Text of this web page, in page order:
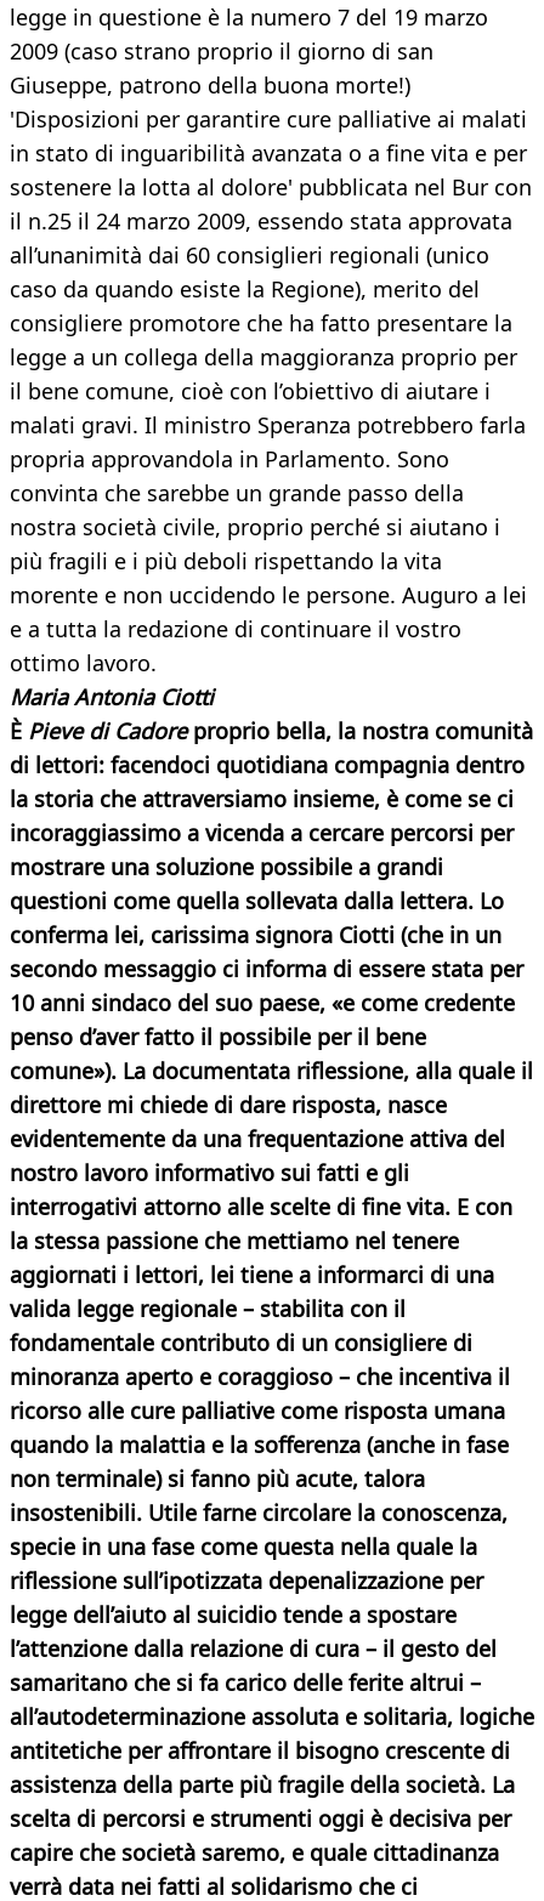
legge in questione è la numero 7 del 19 marzo
2009 (caso strano proprio il giorno di san
Giuseppe, patrono della buona morte!)
'Disposizioni per garantire cure palliative ai malati
in stato di inguaribilità avanzata o a fine vita e per
sostenere la lotta al dolore' pubblicata nel Bur con
il n.25 il 24 marzo 2009, essendo stata approvata
all’unanimità dai 60 consiglieri regionali (unico
caso da quando esiste la Regione), merito del
consigliere promotore che ha fatto presentare la
legge a un collega della maggioranza proprio per
il bene comune, cioè con l’obiettivo di aiutare i
malati gravi. Il ministro Speranza potrebbero farla
propria approvandola in Parlamento. Sono
convinta che sarebbe un grande passo della
nostra società civile, proprio perché si aiutano i
più fragili e i più deboli rispettando la vita
morente e non uccidendo le persone. Auguro a lei
e a tutta la redazione di continuare il vostro
ottimo lavoro.
Maria Antonia Ciotti
È Pieve di Cadore proprio bella, la nostra comunità
di lettori: facendoci quotidiana compagnia dentro
la storia che attraversiamo insieme, è come se ci
incoraggiassimo a vicenda a cercare percorsi per
mostrare una soluzione possibile a grandi
questioni come quella sollevata dalla lettera. Lo
conferma lei, carissima signora Ciotti (che in un
secondo messaggio ci informa di essere stata per
10 anni sindaco del suo paese, «e come credente
penso d’aver fatto il possibile per il bene
comune»). La documentata riflessione, alla quale il
direttore mi chiede di dare risposta, nasce
evidentemente da una frequentazione attiva del
nostro lavoro informativo sui fatti e gli
interrogativi attorno alle scelte di fine vita. E con
la stessa passione che mettiamo nel tenere
aggiornati i lettori, lei tiene a informarci di una
valida legge regionale – stabilita con il
fondamentale contributo di un consigliere di
minoranza aperto e coraggioso – che incentiva il
ricorso alle cure palliative come risposta umana
quando la malattia e la sofferenza (anche in fase
non terminale) si fanno più acute, talora
insostenibili. Utile farne circolare la conoscenza,
specie in una fase come questa nella quale la
riflessione sull’ipotizzata depenalizzazione per
legge dell’aiuto al suicidio tende a spostare
l’attenzione dalla relazione di cura – il gesto del
samaritano che si fa carico delle ferite altrui –
all’autodeterminazione assoluta e solitaria, logiche
antitetiche per affrontare il bisogno crescente di
assistenza della parte più fragile della società. La
scelta di percorsi e strumenti oggi è decisiva per
capire che società saremo, e quale cittadinanza
verrà data nei fatti al solidarismo che ci